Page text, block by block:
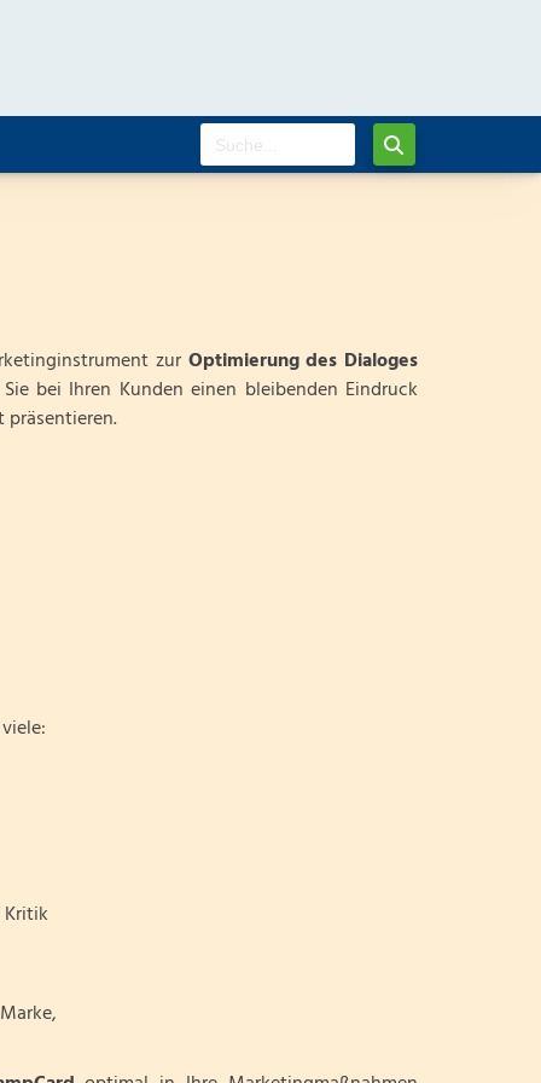
zur Optimierung des Dialoges
bei Ihren Kunden einen bleibenden Eindruck
präsentieren.
Kritik